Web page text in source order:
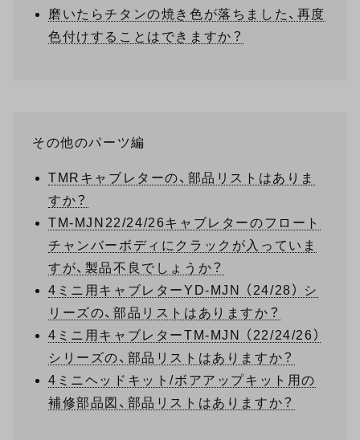
磨いたらチタンの焼き色が落ちました、再度
色付けすることはできますか？
その他のパーツ編
TMRキャブレターの、部品リストはありま
すか？
TM-MJN22/24/26キャブレターのフロート
チャンバーボディにクラックが入っていま
すが、製品不良でしょうか？
4ミニ用キャブレターYD-MJN （24/28） シ
リーズの、部品リストはありますか？
4ミニ用キャブレターTM-MJN （22/24/26）
シリーズの、部品リストはありますか？
4ミニヘッドキット/ボアアップキット用の
補修部品図、部品リストはありますか？